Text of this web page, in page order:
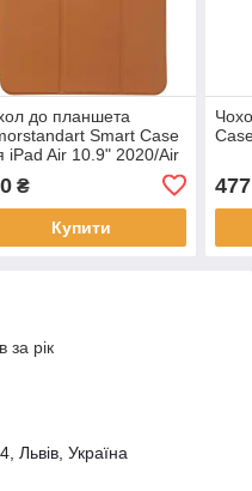
до планшета
Smart Case
iPad Air 10.9" 2020/Air
₴
Купити
477
за рік
Львів, Україна